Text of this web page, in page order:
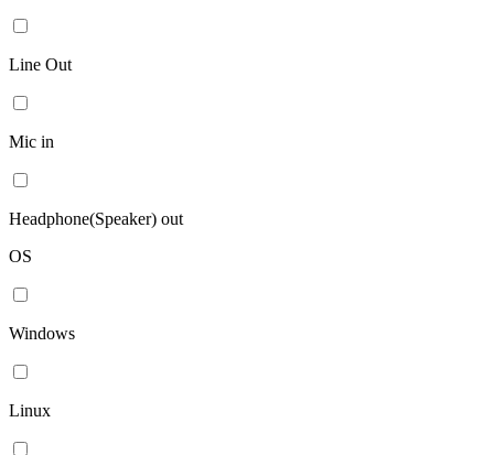
Line Out
Mic in
Headphone(Speaker) out
OS
Windows
Linux